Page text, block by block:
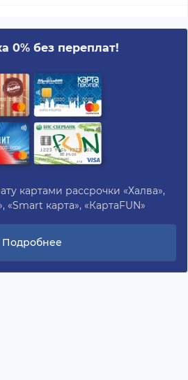
0% без переплат!
картами рассрочки «Халва»,
«Smart карта», «КартаFUN»
Подробнее